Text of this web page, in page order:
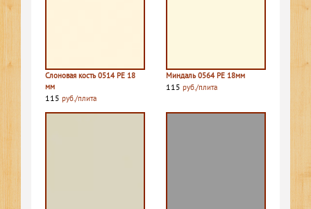
Слоновая кость 0514 PE 18
мм
115 руб./плита
Миндаль 0564 PE 18мм
115 руб./плита